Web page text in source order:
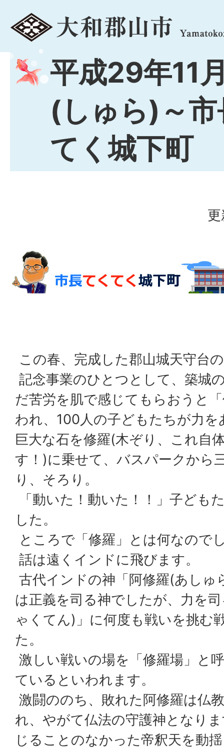
menu
平成29年11
(しゅら)～
てく城下町
この春、完成した郡山城天守台
記念事業のひとつとして、築城
だ苦労を肌で感じてもらおうと
われ、100人の子どもたちが力
巨大な石を修羅(木ぞり、これ自
す！)に乗せて、バスパークから
り、そろり。
「動いた！動いた！！」子ども
した。
ところで「修羅」とは何なので
話は遠くインドに飛びます。
古代インドの神「阿修羅(あしゅ
は正義を司る神でしたが、力を
ゃくてん)」に何度も戦いを挑む
た。
激しい戦いの場を「修羅場」と
ているといわれます。
激闘ののち、敗れた阿修羅は仏
れ、やがて仏法の守護神となり
じることのなかった帝釈天を動